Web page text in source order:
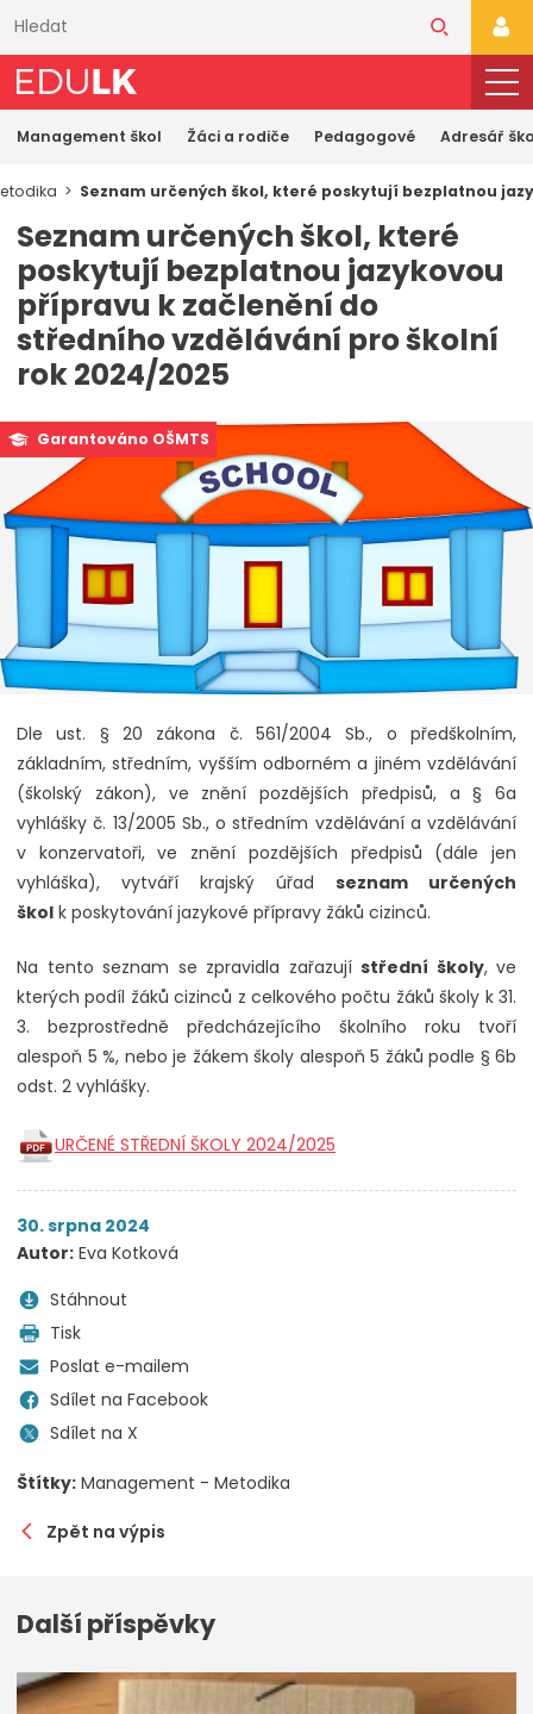
obsahu
Management škol Žáci a rodiče Pedagogové Adresář
Seznam určených škol, které poskytují bezplatnou
Seznam určených škol, které
poskytují bezplatnou jazykovou
přípravu k začlenění do
středního vzdělávání pro školní
rok 2024/2025
Garantováno OŠMTS
Dle ust. § 20 zákona č. 561/2004 Sb., o předškolním,
základním, středním, vyšším odborném a jiném vzdělávání
(školský zákon), ve znění pozdějších předpisů, a § 6a
vyhlášky č. 13/2005 Sb., o středním vzdělávání a vzdělávání
v konzervatoři, ve znění pozdějších předpisů (dále jen
vyhláška), vytváří krajský úřad seznam určených
škol k poskytování jazykové přípravy žáků cizinců.
Na tento seznam se zpravidla zařazují střední školy, ve
kterých podíl žáků cizinců z celkového počtu žáků školy k 31.
3. bezprostředně předcházejícího školního roku tvoří
alespoň 5 %, nebo je žákem školy alespoň 5 žáků podle § 6b
odst. 2 vyhlášky.
URČENÉ STŘEDNÍ ŠKOLY 2024/2025
30. srpna 2024
Autor: Eva Kotková
Stáhnout
Tisk
Poslat e-mailem
Sdílet na Facebook
Sdílet na X
Štítky: Management - Metodika
Zpět na výpis
Další příspěvky